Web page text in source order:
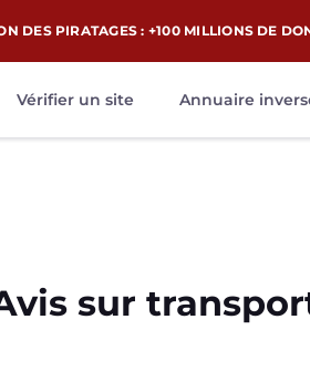
DES PIRATAGES : +100 MILLIONS DE
Vérifier un site Annuaire
sur